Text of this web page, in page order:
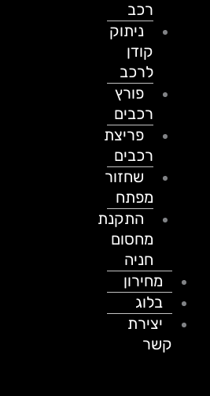
ניתוק
לרכב
פורץ
רכבים
פריצת
רכבים
שחזור
מפתח
התקנת
מחסום
חניה
מחירון
בלוג
יצירת
קשר